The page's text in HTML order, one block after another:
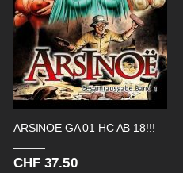
ARSINOE GA 01 HC AB 18!!!
CHF 37.50